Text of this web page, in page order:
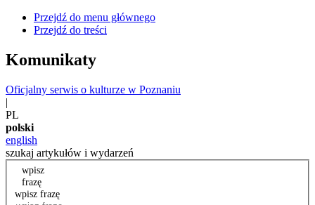
Przejdź do menu głównego
Przejdź do treści
Komunikaty
Oficjalny serwis o kulturze w Poznaniu
|
PL
polski
english
szukaj artykułów i wydarzeń
wpisz
frazę
wpisz frazę